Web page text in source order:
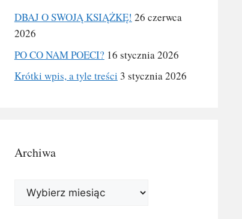
DBAJ O SWOJĄ KSIĄŻKĘ! 26 czerwca
2026
PO CO NAM POECI? 16 stycznia 2026
Krótki wpis, a tyle treści 3 stycznia 2026
Archiwa
Archiwa